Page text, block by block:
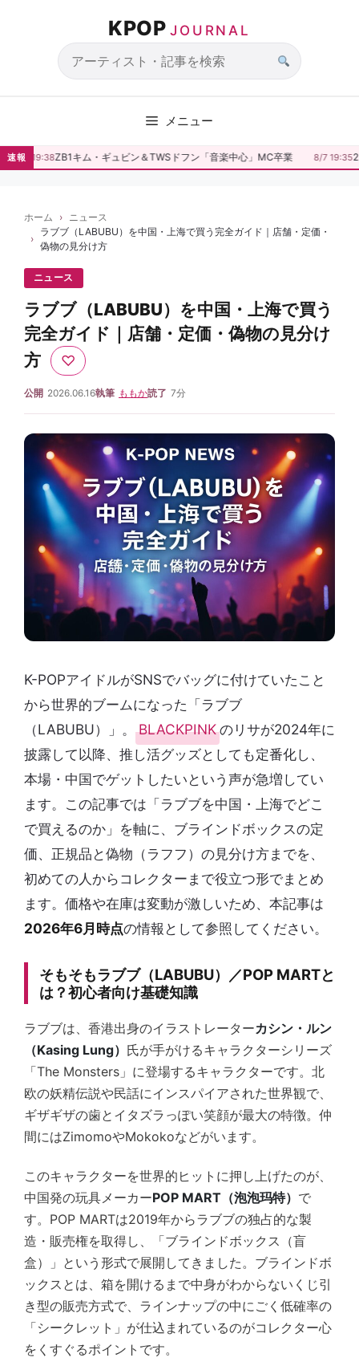
キ
ッ
KPOP JOURNAL
サ
検
索
メニュー
速報
8/7 19:38ZB1キム・ギュビン＆TWSドフン「音楽中心」MC卒業 8/7 19:35
ホーム
ニュース
ラブブ（LABUBU）を中国・上海で買う完全ガイド｜店舗・定価・
偽物の見分け方
ニュース
ラブブ（LABUBU）を中国・上海で買う
完全ガイド｜店舗・定価・偽物の見分け
方
♡
公開 2026.06.16執筆 ももか読了 7分
K-POPアイドルがSNSでバッグに付けていたこと
から世界的ブームになった「ラブブ
（LABUBU）」。
BLACKPINKのリサが2024年に
披露して以降、推し活グッズとしても定番化し、
本場・中国でゲットしたいという声が急増してい
ます。この記事では「ラブブを中国・上海でどこ
で買えるのか」を軸に、ブラインドボックスの定
価、正規品と偽物（ラフフ）の見分け方までを、
初めての人からコレクターまで役立つ形でまとめ
ます。価格や在庫は変動が激しいため、本記事は
2026年6月時点の情報として参照してください。
そもそもラブブ（LABUBU）／POP MARTと
は？初心者向け基礎知識
ラブブは、香港出身のイラストレーターカシン・ルン
（Kasing Lung） 氏が手がけるキャラクターシリーズ
「The Monsters」に登場するキャラクターです。北
欧の妖精伝説や民話にインスパイアされた世界観で、
ギザギザの歯とイタズラっぽい笑顔が最大の特徴。仲
間にはZimomoやMokokoなどがいます。
このキャラクターを世界的ヒットに押し上げたのが、
中国発の玩具メーカーPOP MART（泡泡玛特） で
す。POP MARTは2019年からラブブの独占的な製
造・販売権を取得し、「ブラインドボックス（盲
盒）」という形式で展開してきました。ブラインドボ
ックスとは、箱を開けるまで中身がわからないくじ引
き型の販売方式で、ラインナップの中にごく低確率の
「シークレット」が仕込まれているのがコレクター心
をくすぐるポイントです。